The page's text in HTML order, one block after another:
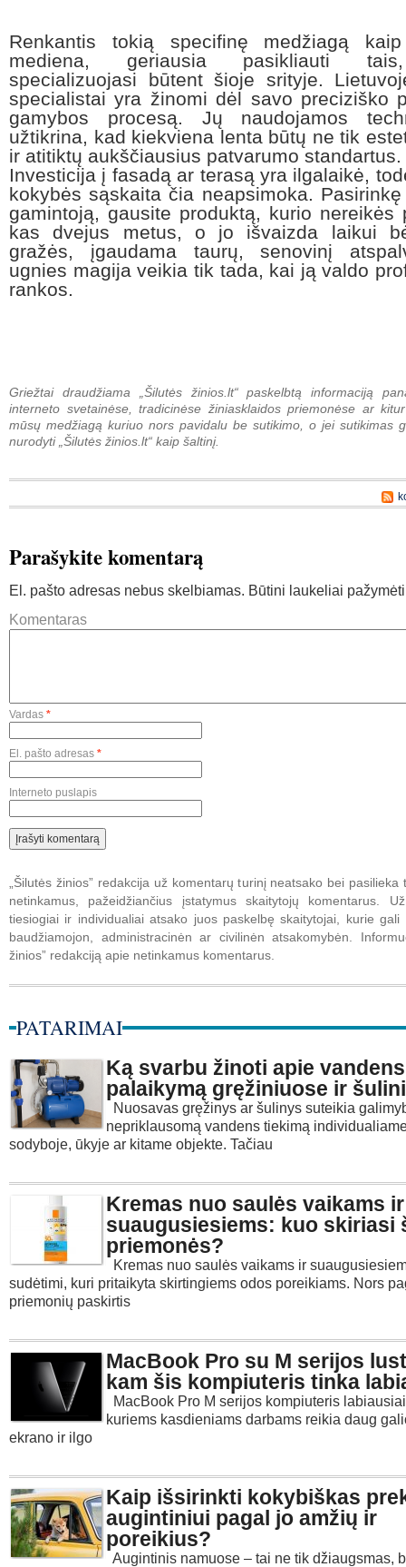
Renkantis tokią specifinę medžiagą
mediena, geriausia pasikliauti
specializuojasi būtent šioje srityje.
specialistai yra žinomi dėl savo preciziško
gamybos procesą. Jų naudojamos
užtikrina, kad kiekviena lenta būtų ne tik
ir atitiktų aukščiausius patvarumo standartus.
Investicija į fasadą ar terasą yra ilgalaikė,
kokybės sąskaita čia neapsimoka.
gamintoją, gausite produktą, kurio nereikės
kas dvejus metus, o jo išvaizda laikui
gražės, įgaudama taurų, senovinį
ugnies magija veikia tik tada, kai ją valdo
rankos.
Griežtai draudžiama „Šilutės žinios.lt“ paskelbtą informaciją
interneto svetainėse, tradicinėse žiniasklaidos priemonėse ar
mūsų medžiagą kuriuo nors pavidalu be sutikimo, o jei sutikimas
nurodyti „Šilutės žinios.lt“ kaip šaltinį.
Parašykite komentarą
El. pašto adresas nebus skelbiamas. Būtini laukeliai
Komentaras
Vardas *
El. pašto adresas *
Interneto puslapis
„Šilutės žinios” redakcija už komentarų turinį neatsako bei pasilieka
netinkamus, pažeidžiančius įstatymus skaitytojų komentarus.
tiesiogiai ir individualiai atsako juos paskelbę skaitytojai, kurie gali
baudžiamojon, administracinėn ar civilinėn atsakomybėn.
žinios” redakciją apie netinkamus komentarus.
PATARIMAI
Ką svarbu žinoti apie
palaikymą gręžiniuose ir
Nuosavas gręžinys ar šulinys suteikia
nepriklausomą vandens tiekimą
sodyboje, ūkyje ar kitame objekte. Tačiau
Kremas nuo saulės vaikams ir
suaugusiesiems: kuo skiriasi
priemonės?
Kremas nuo saulės vaikams ir
sudėtimi, kuri pritaikyta skirtingiems odos poreikiams. Nors
priemonių paskirtis
MacBook Pro su M serijos
kam šis kompiuteris tinka
MacBook Pro M serijos kompiuteris
kuriems kasdieniams darbams reikia daug
ekrano ir ilgo
Kaip išsirinkti kokybiškas
augintiniui pagal jo amžių ir
poreikius?
Augintinis namuose – tai ne tik džiaugsmas,